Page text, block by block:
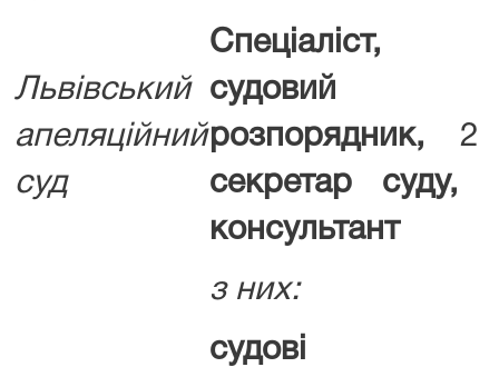
Львівський
апеляційний
суд
Спеціаліст,
судовий
розпорядник,
секретар суду,
консультант
2
з них:
судові